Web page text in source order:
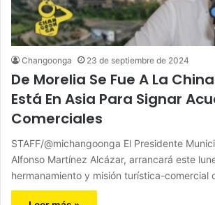
Changoonga 23 de septiembre de 2024
De Morelia Se Fue A La
Está En Asia Para Signar
Comerciales
STAFF/@michangoonga El Presidente
Alfonso Martínez Alcázar, arrancará este
hermanamiento y misión turística-comercial